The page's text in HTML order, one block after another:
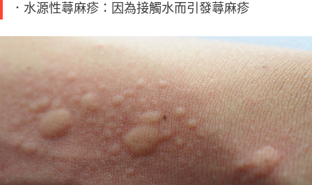
．水源性蕁麻疹：因為接觸水而引發蕁麻疹